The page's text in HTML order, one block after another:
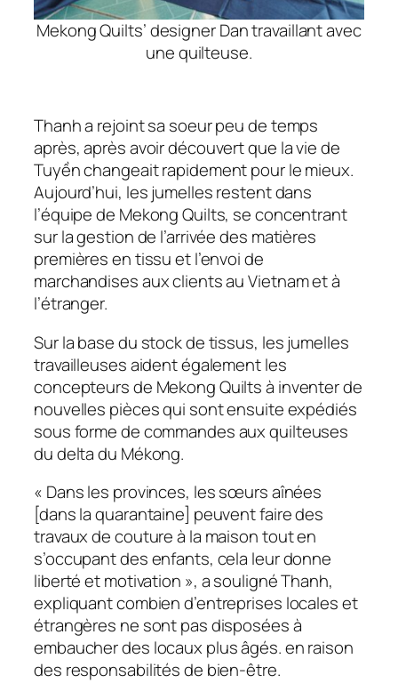
Mekong Quilts’ designer Dan travaillant avec
une quilteuse.
Thanh a rejoint sa soeur peu de temps
après, après avoir découvert que la vie de
Tuyền changeait rapidement pour le mieux.
Aujourd’hui, les jumelles restent dans
l’équipe de Mekong Quilts, se concentrant
sur la gestion de l’arrivée des matières
premières en tissu et l’envoi de
marchandises aux clients au Vietnam et à
l’étranger.
Sur la base du stock de tissus, les jumelles
travailleuses aident également les
concepteurs de Mekong Quilts à inventer de
nouvelles pièces qui sont ensuite expédiés
sous forme de commandes aux quilteuses
du delta du Mékong.
« Dans les provinces, les sœurs aînées
[dans la quarantaine] peuvent faire des
travaux de couture à la maison tout en
s’occupant des enfants, cela leur donne
liberté et motivation », a souligné Thanh,
expliquant combien d’entreprises locales et
étrangères ne sont pas disposées à
embaucher des locaux plus âgés. en raison
des responsabilités de bien-être.